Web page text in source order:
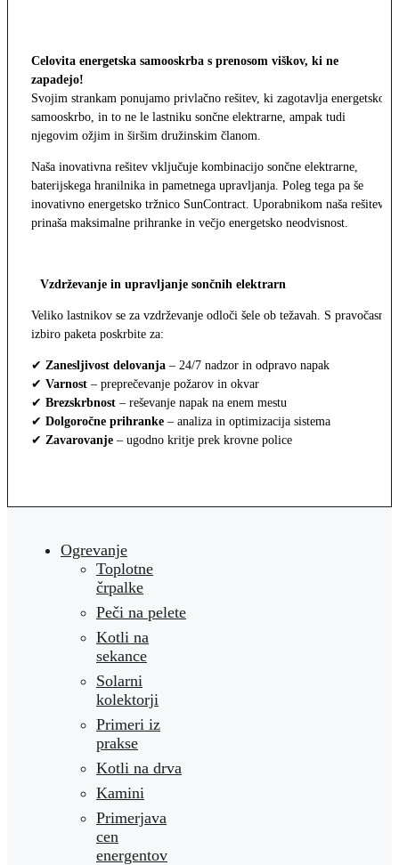
Celovita energetska samooskrba s prenosom viškov, ki ne
zapadejo!
Svojim strankam ponujamo privlačno rešitev, ki zagotavlja energetsko
samooskrbo, in to ne le lastniku sončne elektrarne, ampak tudi
njegovim ožjim in širšim družinskim članom.
Naša inovativna rešitev vključuje kombinacijo sončne elektrarne,
baterijskega hranilnika in pametnega upravljanja. Poleg tega pa še
inovativno energetsko tržnico SunContract. Uporabnikom naša rešitev
prinaša maksimalne prihranke in večjo energetsko neodvisnost.
Vzdrževanje in upravljanje sončnih elektrarn
Veliko lastnikov se za vzdrževanje odloči šele ob težavah. S pravočasno
izbiro paketa poskrbite za:
✔ Zanesljivost delovanja – 24/7 nadzor in odpravo napak
✔ Varnost – preprečevanje požarov in okvar
✔ Brezskrbnost – reševanje napak na enem mestu
✔ Dolgoročne prihranke – analiza in optimizacija sistema
✔ Zavarovanje – ugodno kritje prek krovne police
Ogrevanje
Toplotne
črpalke
Peči na pelete
Kotli na
sekance
Solarni
kolektorji
Primeri iz
prakse
Kotli na drva
Kamini
Primerjava
cen
energentov